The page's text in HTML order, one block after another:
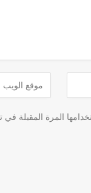
المرة المقبلة في